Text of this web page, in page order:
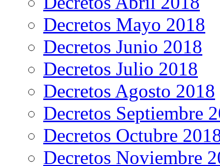
Decretos Mayo 2018
Decretos Junio 2018
Decretos Julio 2018
Decretos Agosto 2018
Decretos Septiembre
Decretos Octubre
Decretos Noviembre